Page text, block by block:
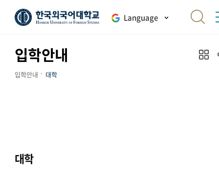
Language
입학안내
입학안내 대학
대학